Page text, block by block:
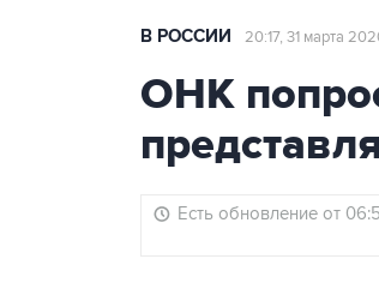
В РОССИИ 20:17, 31 марта
ОНК
Есть обновление от